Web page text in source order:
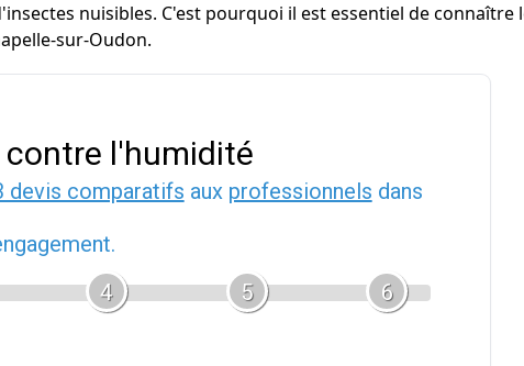
nuisibles. C'est pourquoi il est essentiel de connaître
sur-Oudon.
contre l'humidité
devis comparatifs aux professionnels dans
4 5 6